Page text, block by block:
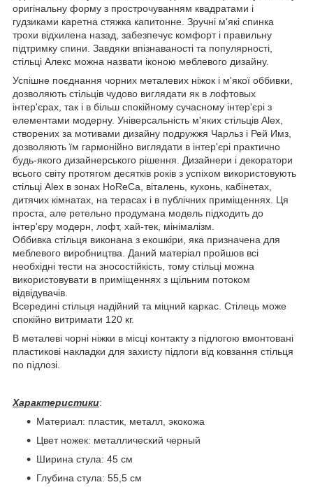
оригінальну форму з прострочуванням квадратами і
гудзиками каретна стяжка капитонне. Зручні м'які спинка
трохи відхилена назад, забезпечує комфорт і правильну
підтримку спини. Завдяки впізнаваності та популярності,
стільці Алекс можна назвати іконою меблевого дизайну.
Успішне поєднання чорних металевих ніжок і м'якої оббивки,
дозволяють стільців чудово виглядати як в лофтовых
інтер'єрах, так і в більш спокійному сучасному інтер'єрі з
елементами модерну. Універсальність м'яких стільців Alex,
створених за мотивами дизайну подружжя Чарльз і Рей Имз,
дозволяють їм гармонійно виглядати в інтер'єрі практично
будь-якого дизайнерського рішення. Дизайнери і декоратори
всього світу протягом десятків років з успіхом використовують
стільці Alex в зонах HoReCa, віталень, кухонь, кабінетах,
дитячих кімнатах, на терасах і в публічних приміщеннях. Ця
проста, але ретельно продумана модель підходить до
інтер'єру модерн, лофт, хай-тек, мінімалізм.
Оббивка стільця виконана з екошкіри, яка призначена для
меблевого виробництва. Даний матеріал пройшов всі
необхідні тести на зносостійкість, тому стільці можна
використовувати в приміщеннях з щільним потоком
відвідувачів.
Всередині стільця надійний та міцний каркас. Стілець може
спокійно витримати 120 кг.
В металеві чорні ніжки в місці контакту з підлогою вмонтовані
пластикові накладки для захисту підлоги від ковзання стільця
по підлозі.
Характеристики:
Материал: пластик, металл, экокожа
Цвет ножек: металлический черный
Ширина стула: 45 см
Глубина стула: 55,5 см